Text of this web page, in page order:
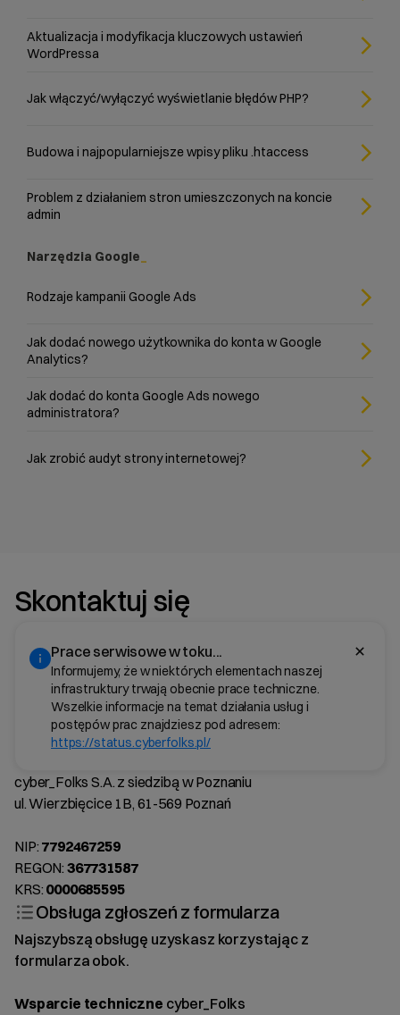
Aktualizacja i modyfikacja kluczowych ustawień
WordPressa
Jak włączyć/wyłączyć wyświetlanie błędów PHP?
Budowa i najpopularniejsze wpisy pliku .htaccess
Problem z działaniem stron umieszczonych na koncie
admin
Narzędzia Google
Rodzaje kampanii Google Ads
Jak dodać nowego użytkownika do konta w Google
Analytics?
Jak dodać do konta Google Ads nowego
administratora?
Jak zrobić audyt strony internetowej?
Skontaktuj się
Prace serwisowe w toku...
Informujemy, że w niektórych elementach naszej
infrastruktury trwają obecnie prace techniczne.
Wszelkie informacje na temat działania usług i
postępów prac znajdziesz pod adresem:
https://status.cyberfolks.pl/
cyber_Folks S.A. z siedzibą w Poznaniu
ul. Wierzbięcice 1B, 61-569 Poznań
NIP: 7792467259
REGON: 367731587
KRS: 0000685595
Obsługa zgłoszeń z formularza
Najszybszą obsługę uzyskasz korzystając z
formularza obok.
Wsparcie techniczne cyber_Folks